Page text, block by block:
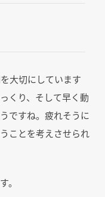
大切にしています
くり、そして早く動
ですね。疲れそうに
ことを考えさせられ
。